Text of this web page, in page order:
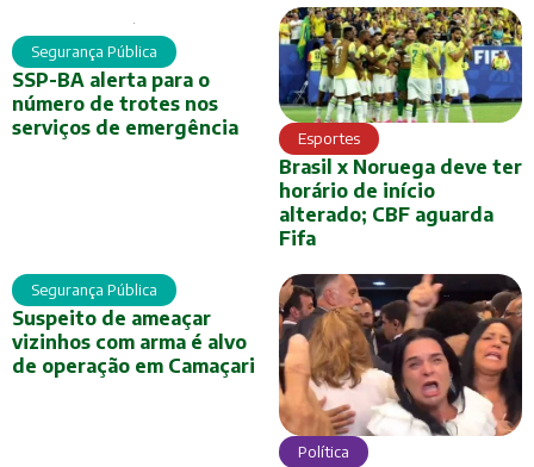
Segurança Pública
SSP-BA alerta para o
número de trotes nos
serviços de emergência
Esportes
Brasil x Noruega deve ter
horário de início
alterado; CBF aguarda
Fifa
Segurança Pública
Suspeito de ameaçar
vizinhos com arma é alvo
de operação em Camaçari
Política